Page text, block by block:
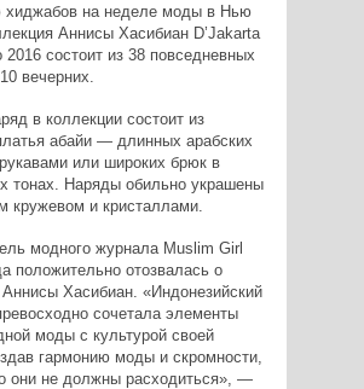
хиджабов на неделе моды в Нью
Аннисы Хасибиан D’Jakarta
2016 состоит из 38 повседневных
вечерних.
в коллекции состоит из
абайи — длинных арабских
или широких брюк в
тонах. Наряды обильно украшены
кружевом и кристаллами.
модного журнала Muslim Girl
положительно отозвалась о
Аннисы Хасибиан. «Индонезийский
сочетала элементы
моды с культурой своей
гармонию моды и скромности,
они не должны расходиться», —